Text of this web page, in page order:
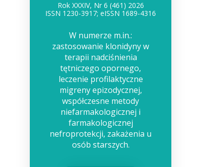
Rok XXXIV, Nr 6 (461) 2026
ISSN 1230-3917; eISSN 1689-4316
W numerze m.in.:
zastosowanie klonidyny w
terapii nadciśnienia
tętniczego opornego,
leczenie profilaktyczne
migreny epizodycznej,
współczesne metody
niefarmakologicznej i
farmakologicznej
nefroprotekcji, zakażenia u
osób starszych.